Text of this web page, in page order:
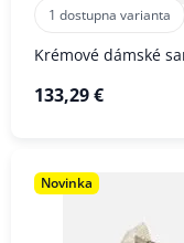
1 dostupna varianta
Krémové dámské
133,29 €
Novinka